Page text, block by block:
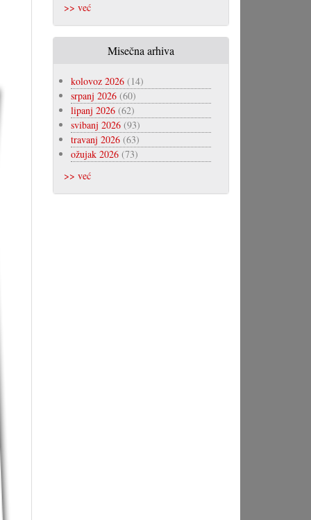
>> već
Misečna arhiva
kolovoz 2026(14)
srpanj 2026(60)
lipanj 2026(62)
svibanj 2026(93)
travanj 2026(63)
ožujak 2026(73)
>> već